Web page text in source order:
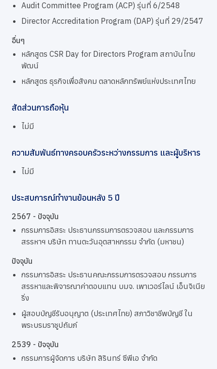
Audit Committee Program (ACP) รุ่นที่ 6/2548
Director Accreditation Program (DAP) รุ่นที่ 29/2547
อื่นๆ
หลักสูตร CSR Day for Directors Program สถาบันไทย
พัฒน์
หลักสูตร ธุรกิจเพื่อสังคม ตลาดหลักทรัพย์แห่งประเทศไทย
สัดส่วนการถือหุ้น
ไม่มี
ความสัมพันธ์ทางครอบครัวระหว่างกรรมการ และผู้บริหาร
ไม่มี
ประสบการณ์ทำงานย้อนหลัง 5 ปี
2567 - ปัจจุบัน
กรรมการอิสระ ประธานกรรมการตรวจสอบ และกรรมการ
สรรหาฯ บริษัท ทานตะวันอุตสาหกรรม จำกัด (มหาชน)
ปัจจุบัน
กรรมการอิสระ ประธานคณะกรรมการตรวจสอบ กรรมการ
สรรหาและพิจารณาค่าตอบแทน บมจ. เพาเวอร์ไลน์ เอ็นจิเนีย
ริ่ง
ผู้สอบบัญชีรับอนุญาต (ประเทศไทย) สภาวิชาชีพบัญชี ใน
พระบรมราชูปถัมภ์
2539 - ปัจจุบัน
กรรมการผู้จัดการ บริษัท สิรินทร์ ซีพีเอ จำกัด